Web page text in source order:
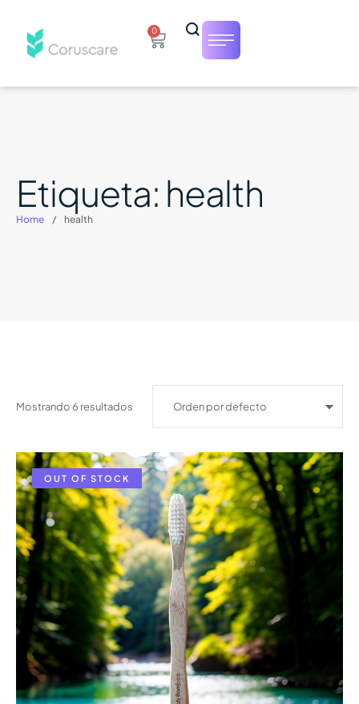
0
Etiqueta: health
Home / health
Mostrando 6 resultados
OUT OF STOCK